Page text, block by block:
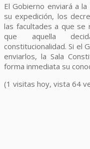
El Gobierno enviará a
su expedición, los
las facultades a que
que aquella
constitucionalidad. Si el
enviarlos, la Sala
forma inmediata su
(1 visitas hoy, vista 64